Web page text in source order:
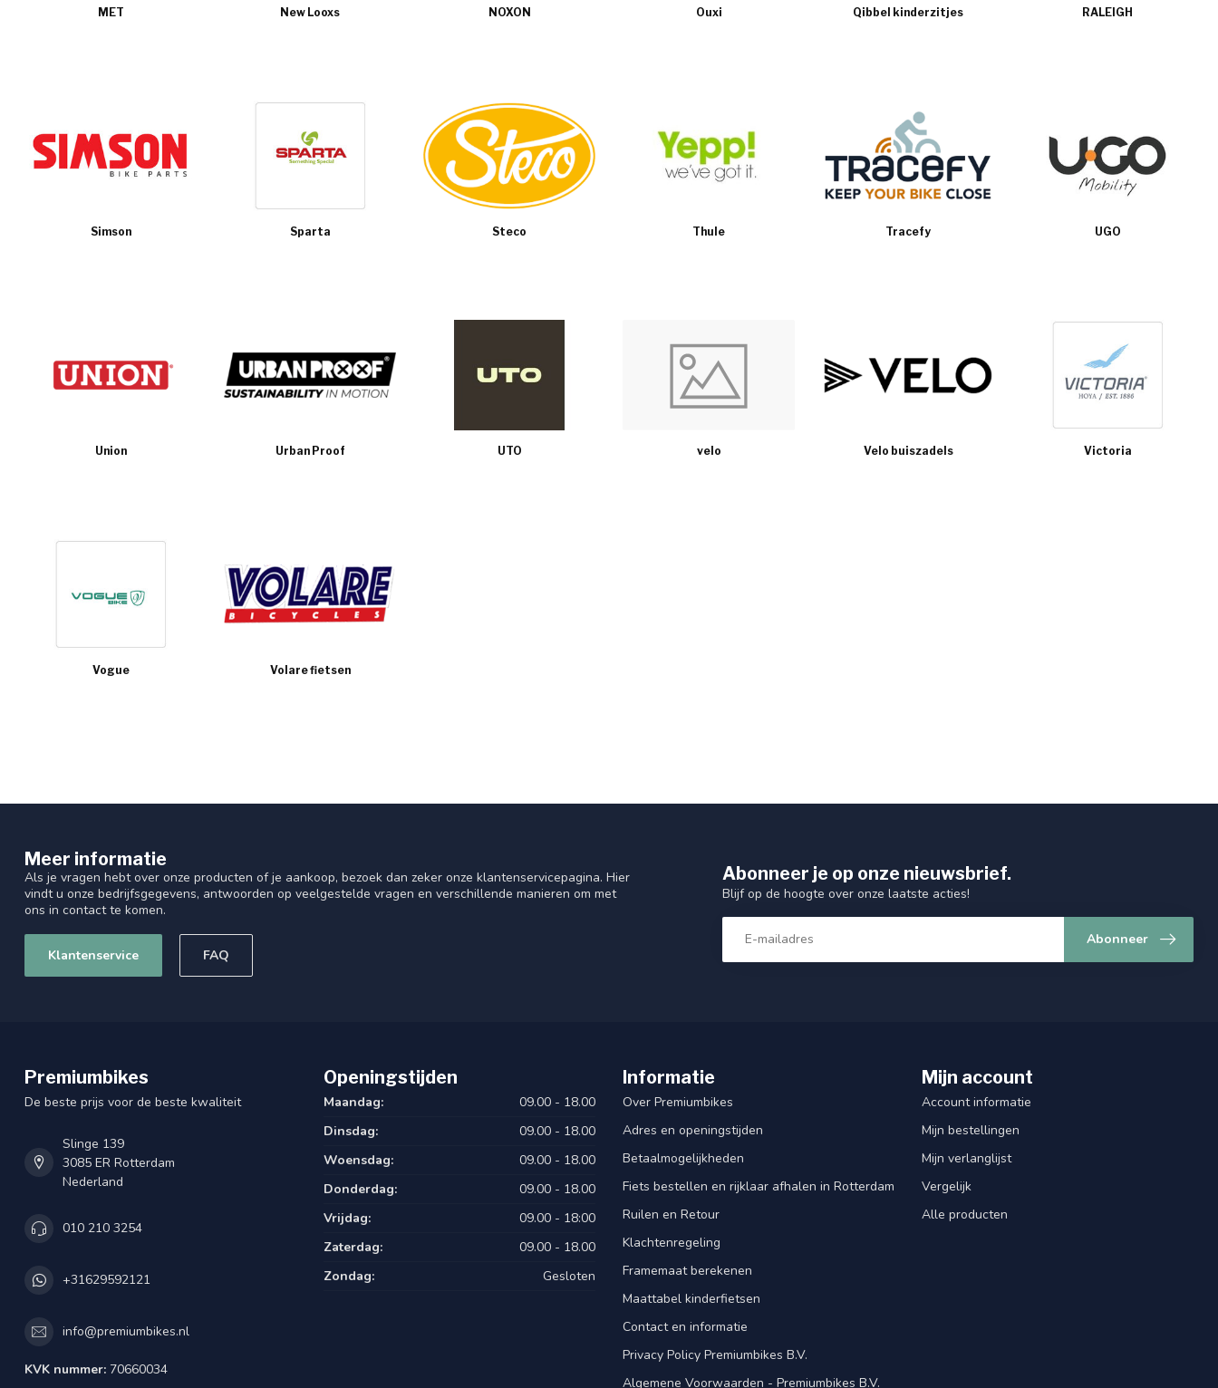
MET New Looxs NOXON Ouxi Qibbel kinderzitjes RALEIGH
Simson Sparta Steco Thule Tracefy UGO
Union Urban Proof UTO velo Velo buiszadels Victoria
Vogue Volare fietsen
Meer informatie
Als je vragen hebt over onze producten of je aankoop, bezoek dan zeker onze klantenservicepagina. Hier
vindt u onze bedrijfsgegevens, antwoorden op veelgestelde vragen en verschillende manieren om met
ons in contact te komen.
Klantenservice FAQ
Abonneer je op onze nieuwsbrief.
Blijf op de hoogte over onze laatste acties!
Abonneer
Premiumbikes
De beste prijs voor de beste kwaliteit
Slinge 139
3085 ER Rotterdam
Nederland
010 210 3254
+31629592121
info@premiumbikes.nl
KVK nummer: 70660034
Openingstijden
Maandag:
09.00 - 18.00
Dinsdag:
09.00 - 18.00
Woensdag:
09.00 - 18.00
Donderdag:
09.00 - 18.00
Vrijdag:
09.00 - 18:00
Zaterdag:
09.00 - 18.00
Zondag:
Gesloten
Informatie
Over Premiumbikes
Adres en openingstijden
Betaalmogelijkheden
Fiets bestellen en rijklaar afhalen in Rotterdam
Ruilen en Retour
Klachtenregeling
Framemaat berekenen
Maattabel kinderfietsen
Contact en informatie
Privacy Policy Premiumbikes B.V.
Algemene Voorwaarden - Premiumbikes B.V.
Mijn account
Account informatie
Mijn bestellingen
Mijn verlanglijst
Vergelijk
Alle producten